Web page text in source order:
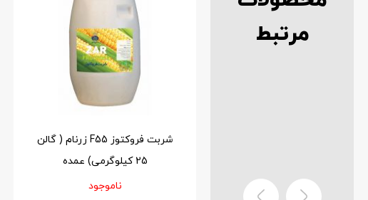
مرتبط
عمده
شربت فروکتوز F55 زرنام ( گالن
25 کیلوگرمی) عمده
ناموجود